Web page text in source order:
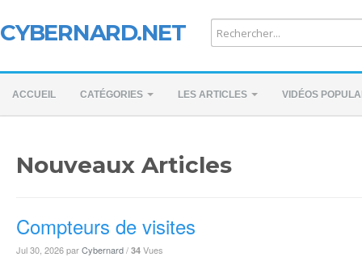
CYBERNARD.NET
ACCUEIL CATÉGORIES LES ARTICLES VIDÉOS
Nouveaux Articles
Compteurs de visites
Jul 30, 2026parCybernard/ 34 Vues